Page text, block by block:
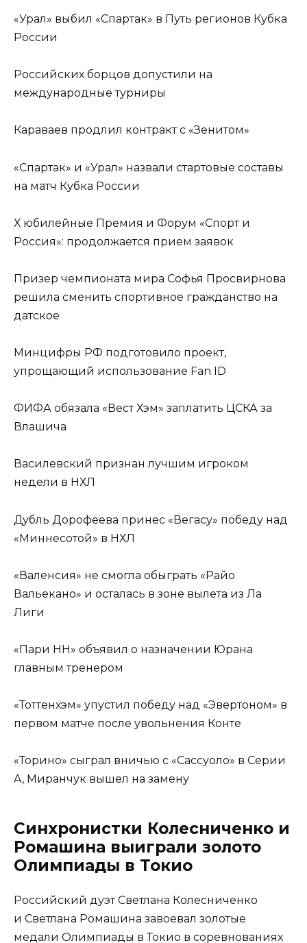
«Урал» выбил «Спартак» в Путь регионов Кубка
России
Российских борцов допустили на
международные турниры
Караваев продлил контракт с «Зенитом»
«Спартак» и «Урал» назвали стартовые составы
на матч Кубка России
Х юбилейные Премия и Форум «Спорт и
Россия»: продолжается прием заявок
Призер чемпионата мира Софья Просвирнова
решила сменить спортивное гражданство на
датское
Минцифры РФ подготовило проект,
упрощающий использование Fan ID
ФИФА обязала «Вест Хэм» заплатить ЦСКА за
Влашича
Василевский признан лучшим игроком
недели в НХЛ
Дубль Дорофеева принес «Вегасу» победу над
«Миннесотой» в НХЛ
«Валенсия» не смогла обыграть «Райо
Вальекано» и осталась в зоне вылета из Ла
Лиги
«Пари НН» объявил о назначении Юрана
главным тренером
«Тоттенхэм» упустил победу над «Эвертоном» в
первом матче после увольнения Конте
«Торино» сыграл вничью с «Сассуоло» в Серии
A, Миранчук вышел на замену
Синхронистки Колесниченко и
Ромашина выиграли золото
Олимпиады в Токио
Российский дуэт Светлана Колесниченко
и Светлана Ромашина завоевал золотые
медали Олимпиады в Токио в соревнованиях